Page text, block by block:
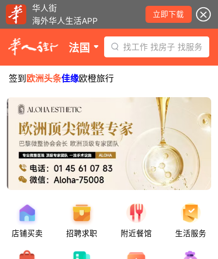
华人街
海外华人生活APP
立即下载
法国 找工作 找房子 找服务
签到 欧洲头条佳缘欧橙旅行
店铺买卖 招聘求职 附近餐馆 生活服务
地铁8号线部分关闭！宠物店违规罚款出